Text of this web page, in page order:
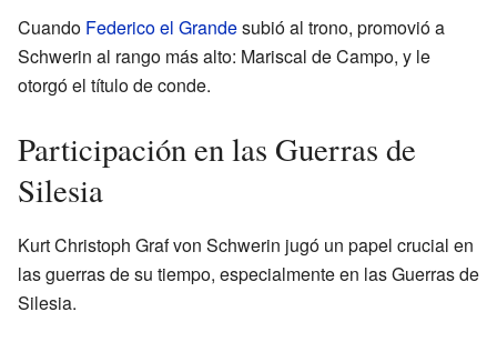
Cuando Federico el Grandesubió al trono, promovió a
Schwerin al rango más alto: Mariscal de Campo, y le
otorgó el título de conde.
Participación en las Guerras de
Silesia
Kurt Christoph Graf von Schwerin jugó un papel crucial en
las guerras de su tiempo, especialmente en las Guerras de
Silesia.